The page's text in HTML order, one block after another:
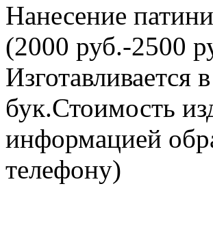
Нанесение
(2000 руб.-
бук.Стоимость
информацией
телефону)